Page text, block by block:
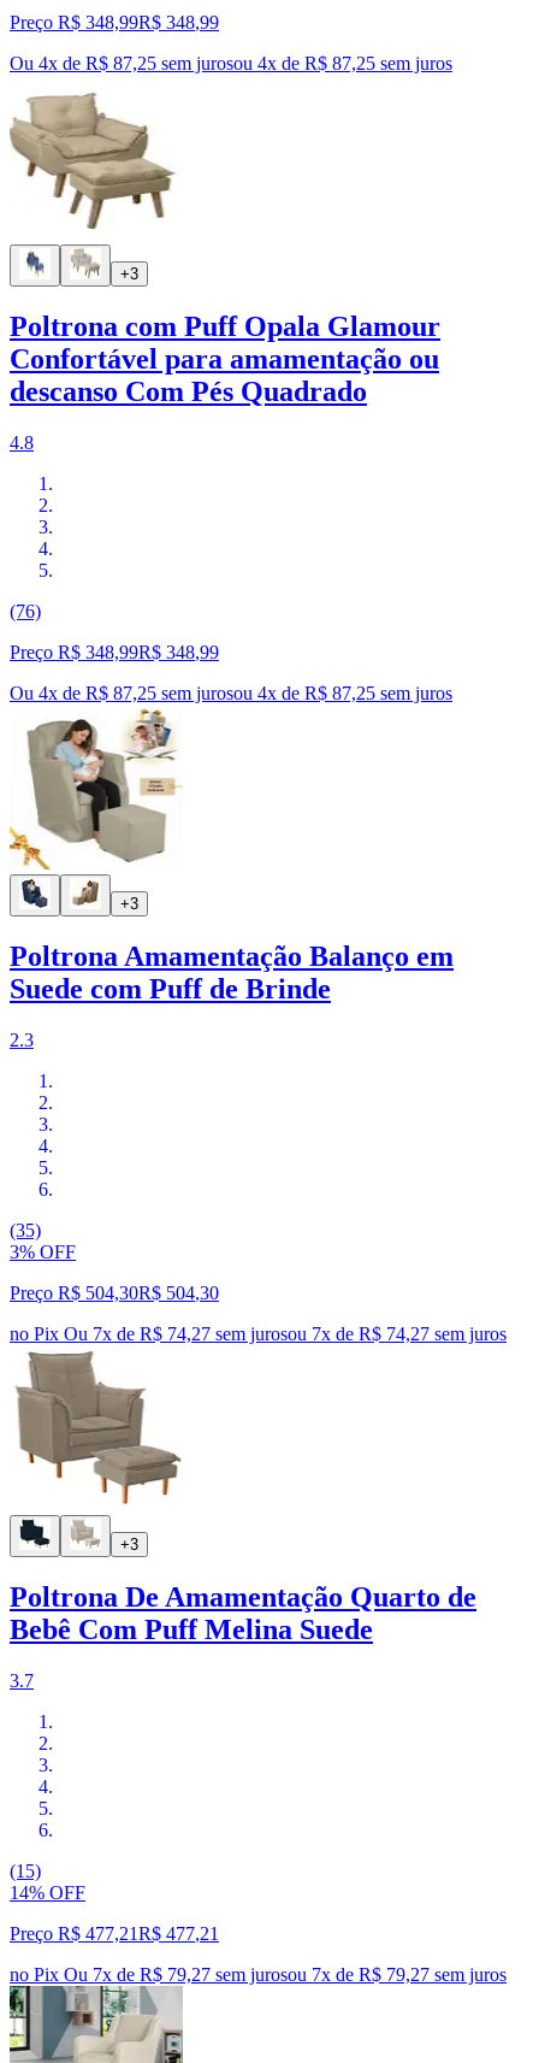
Preço R$ 348,99R$ 348,99
Ou 4x de R$ 87,25 sem jurosou 4x de R$ 87,25 sem juros
+3
Poltrona com Puff Opala Glamour
Confortável para amamentação ou
descanso Com Pés Quadrado
4.8
(76)
Preço R$ 348,99R$ 348,99
Ou 4x de R$ 87,25 sem jurosou 4x de R$ 87,25 sem juros
+3
Poltrona Amamentação Balanço em
Suede com Puff de Brinde
2.3
(35)
3% OFF
Preço R$ 504,30R$ 504,30
no Pix Ou 7x de R$ 74,27 sem jurosou 7x de R$ 74,27 sem juros
+3
Poltrona De Amamentação Quarto de
Bebê Com Puff Melina Suede
3.7
(15)
14% OFF
Preço R$ 477,21R$ 477,21
no Pix Ou 7x de R$ 79,27 sem jurosou 7x de R$ 79,27 sem juros